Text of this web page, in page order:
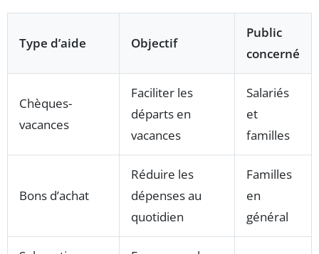
Type d’aide Objectif
Public
concerné
Chèques-
vacances
Faciliter les
départs en
vacances
Salariés
et
familles
Bons d’achat
Réduire les
dépenses au
quotidien
Familles
en
général